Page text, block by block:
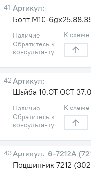
41
Болт М10-
Наличие
Обратитесь к
консультанту
К схеме
42
Шайба 10.ОТ ОСТ
Наличие
Обратитесь к
консультанту
К схеме
43
6-7212А
Подшипник 7212